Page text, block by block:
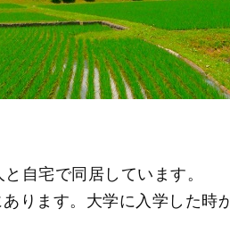
自宅で同居しています。
ります。大学に入学した時